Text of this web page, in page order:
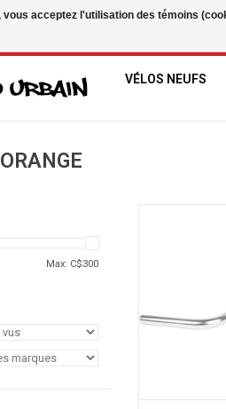
VÉLOS NEUFS
Max: C$300
vous acceptez l'utilisation des témoins